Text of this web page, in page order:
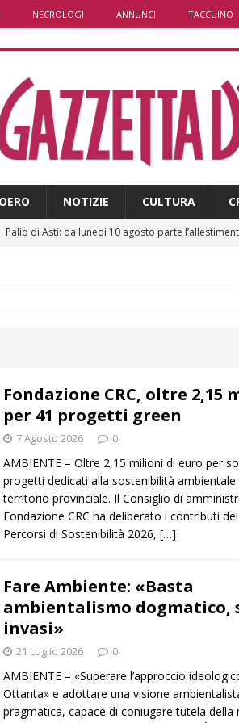
NECROLOGI ANNUNCI TACCUINO
NOTIZIE CULTURA
Palio di Asti: da lunedì 10 agosto parte
della Regione
ALBA
Da Cgil e Uil parte un esposto sul caso Crc-La
La magia della Notte delle stelle: ad Alba è tutto
Fondazione CRC, oltre 2,15
per 41 progetti green
7 Agosto 2026 0
AMBIENTE – Oltre 2,15 milioni di euro per
progetti dedicati alla sostenibilità ambientale
territorio provinciale. Il Consiglio di
Fondazione CRC ha deliberato i contributi
Percorsi di Sostenibilità 2026, […]
Fare Ambiente: «Basta
ambientalismo dogmatico,
invasi»
21 Luglio 2026 0
AMBIENTE – «Superare l’approccio
Ottanta» e adottare una visione
pragmatica, capace di coniugare tutela della